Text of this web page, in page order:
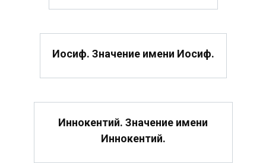
Иосиф. Значение имени Иосиф.
Иннокентий. Значение имени
Иннокентий.